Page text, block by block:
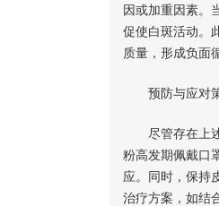
因或加重因素。
促使白斑活动。
质量，形成负面
预防与应对
尽管存在上述
粉高发期佩戴口
应。同时，保持
治疗方案，如结